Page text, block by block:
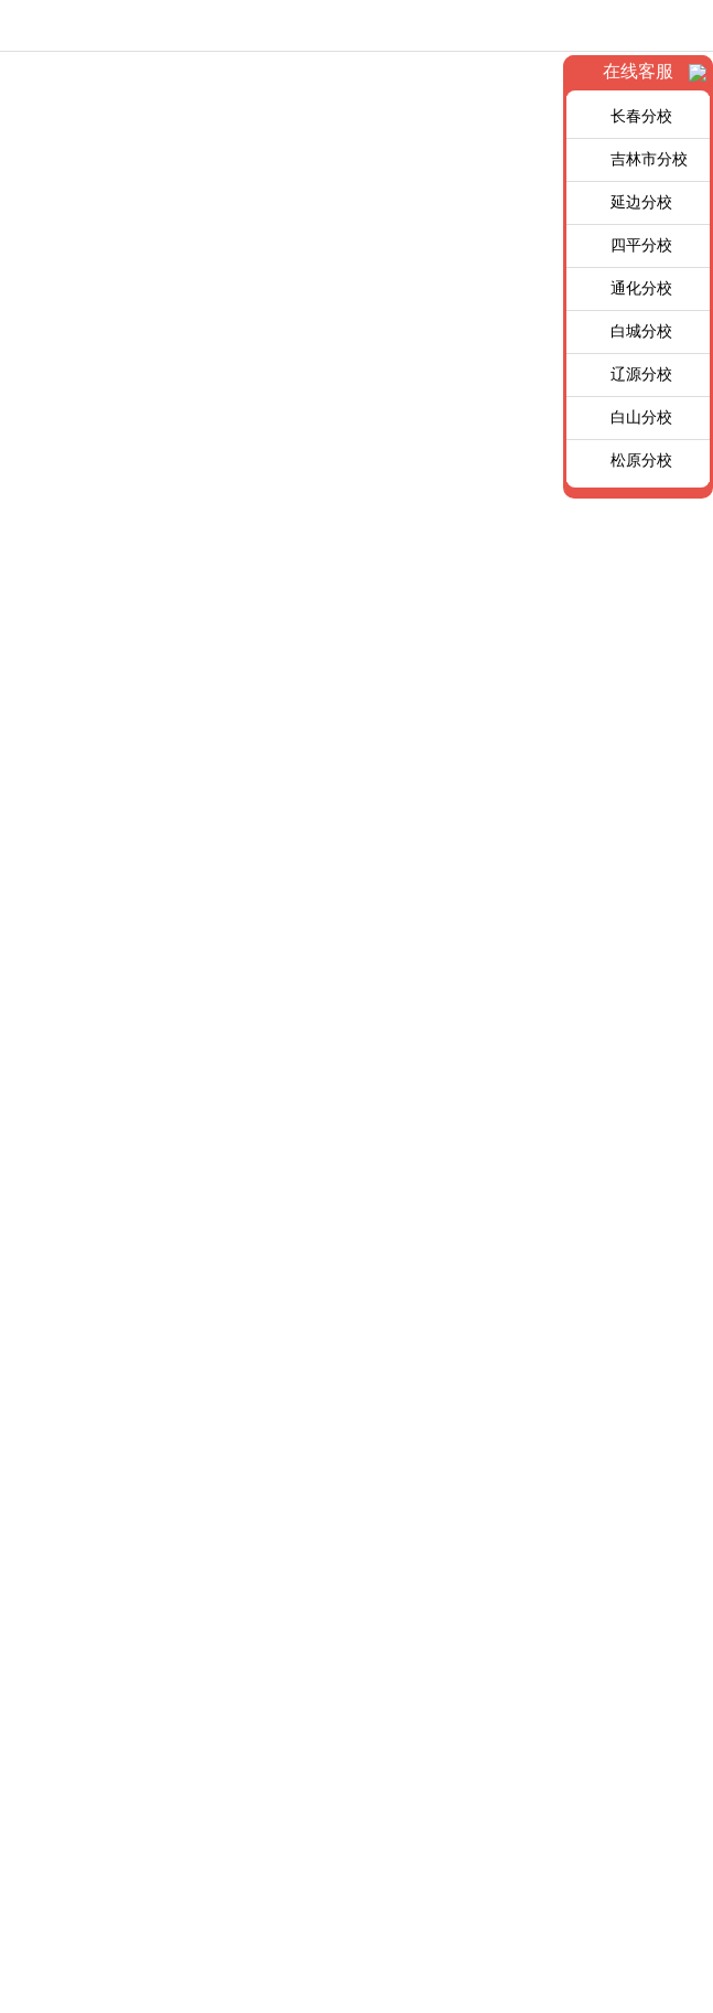
在线客服
长春分校
吉林市分校
延边分校
四平分校
通化分校
白城分校
辽源分校
白山分校
松原分校